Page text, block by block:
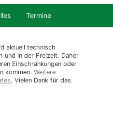
Termine
aktuell technisch
und in der Freizeit. Daher
Einschränkungen oder
kommen. Weitere
. Vielen Dank für das